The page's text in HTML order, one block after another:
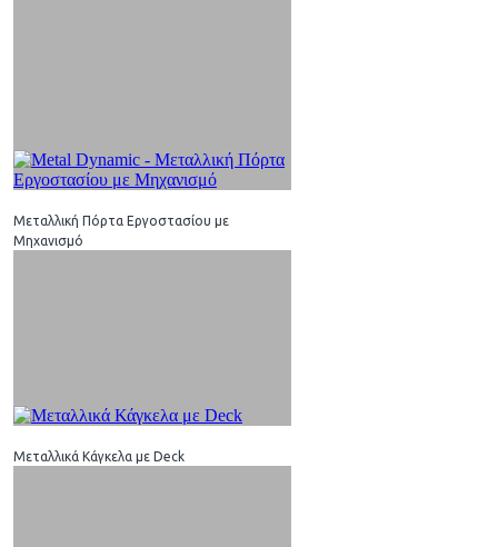
Μεταλλική Πόρτα Εργοστασίου με
Μηχανισμό
Μεταλλικά Κάγκελα με Deck